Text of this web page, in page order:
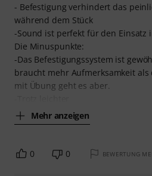
- Befestigung verhindert das
während dem Stück
-Sound ist perfekt für den Einsatz
Die Minuspunkte:
-Das Befestigungssystem ist
braucht mehr Aufmerksamkeit als
mit Übung geht es aber.
Mehr anzeigen
0 0 BEWERTUNG